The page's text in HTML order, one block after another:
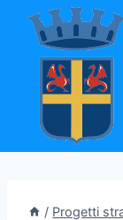
Salta
contenuto
/ Progetti